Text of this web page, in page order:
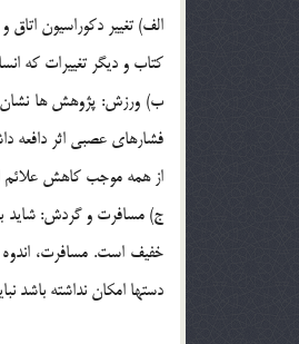
الف) تغيير دكوراسيون اتاق
كتاب و ديگر تغييرات كه
فشارهاي عصبي اثر دافعه
از همه موجب كاهش
ج) مسافرت و گردش: شايد
خفيف است. مسافرت،
دستها امكان نداشته باشد